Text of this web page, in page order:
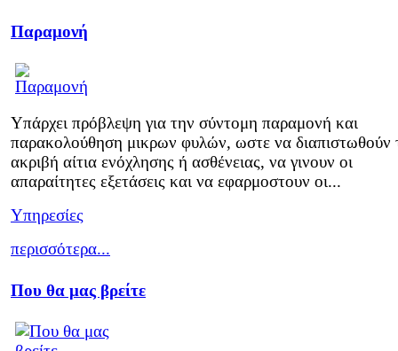
Παραμονή
Υπάρχει πρόβλεψη για την σύντομη παραμονή και
παρακολούθηση μικρων φυλών, ωστε να διαπιστωθούν
ακριβή αίτια ενόχλησης ή ασθένειας, να γινουν οι
απαραίτητες εξετάσεις και να εφαρμοστουν οι...
Υπηρεσίες
περισσότερα...
Που θα μας βρείτε